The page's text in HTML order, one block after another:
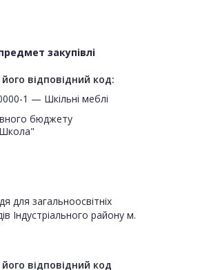
закупівлі
відповідний код:
1 — Шкільні меблі
бюджету
для загальноосвітніх
Індустріального району м.
відповідний код